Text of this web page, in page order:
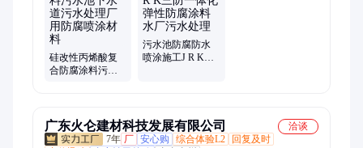
硅改性丙烯酸复
合防腐涂料污水
污水池防腐防水
喷涂施工J R K三
广东火仑建材科技发展有限公司
洽谈
7年 厂 安心购 综合体验L2
回复及时